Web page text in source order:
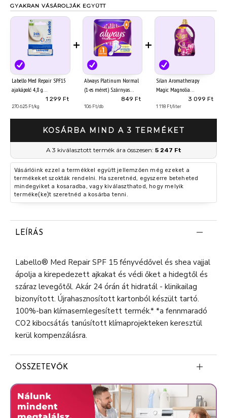
GYAKRAN VÁSÁROLJÁK EGYÜTT
Labello Med Repair SPF15
ajakápoló 4,8 g
1 299 Ft
270 625 Ft/kg
+
Always Platinum Normal
(1-es méret) Szárnyas
Egészségügyi Betét, 8 db
849 Ft
106 Ft/db
+
Silan Aromatherapy
Magic Magnolia
textilöblítő koncentrátum
126 mosás 2772 ml
3 099 Ft
1 118 Ft/liter
KOSÁRBA MIND A 3 TERMÉKET
A 3 kiválasztott termék ára összesen: 5 247 Ft
Vásárlóink ezzel a termékkel együtt jellemzően még ezeket a
termékeket szokták rendelni. Ha szeretnéd, egyszerre beteheted
mindegyiket a kosaradba, vagy kiválaszthatod, hogy melyik
terméke(ke)t szeretnéd a kosárba tenni.
LEÍRÁS
Labello® Med Repair SPF 15 fényvédővel és shea vajjal
ápolja a kirepedezett ajkakat és védi őket a hidegtől és
száraz levegőtől. Akár 24 órán át hidratál - klinikailag
bizonyított. Újrahasznosított kartonból készült tartó.
100%-ban klímasemlegesített termék.* *a fennmaradó
CO2 kibocsátás tanúsított klímaprojekteken keresztül
kerül kompenzálásra.
ÖSSZETEVŐK
Octyldodecanol
Ricinus Communis Seed Oil (Castor Oil)